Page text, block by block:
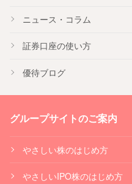
ニュース・コラム
証券口座の使い方
優待ブログ
グループサイトのご案内
やさしい株のはじめ方
やさしいIPO株のはじめ方